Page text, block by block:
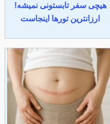
هیچی سفر تابستونی نمیشه!
ارزانترین تورها اینجاست